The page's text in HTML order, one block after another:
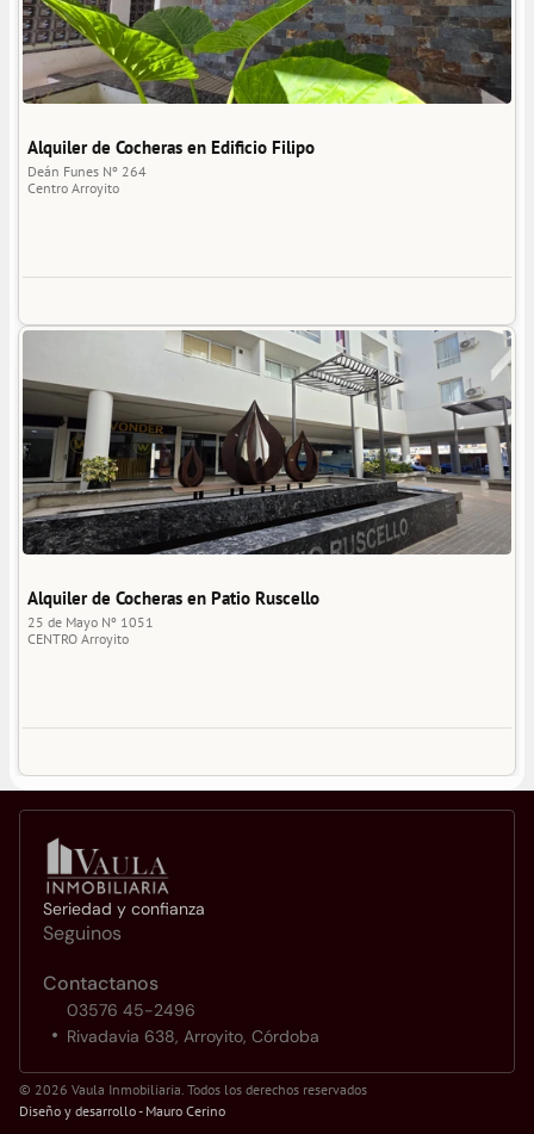
Alquiler de Cocheras en Edificio Filipo
Deán Funes Nº 264
Centro Arroyito
Alquiler de Cocheras en Patio Ruscello
25 de Mayo Nº 1051
CENTRO Arroyito
Seriedad y confianza
Seguinos
Contactanos
03576 45-2496
Rivadavia 638, Arroyito, Córdoba
© 2026 Vaula Inmobiliaria. Todos los derechos reservados
Diseño y desarrollo - Mauro Cerino